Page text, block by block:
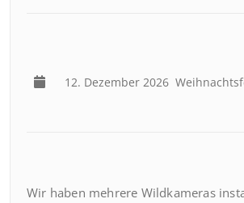
12. Dezember 2026
Wir haben mehrere Wildkameras